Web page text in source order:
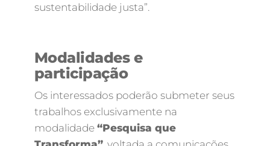
sustentabilidade justa”.
Modalidades e
participação
Os interessados poderão submeter seus
trabalhos exclusivamente na
modalidade “Pesquisa que